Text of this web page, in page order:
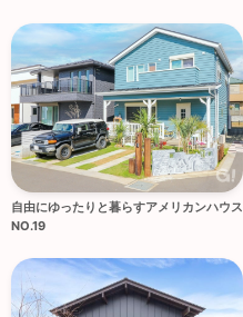
自由にゆったりと暮らすアメリカンハウス
NO.19